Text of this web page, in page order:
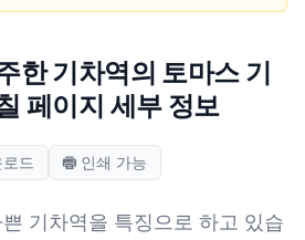
한 기차역의 토마스 기
페이지 세부 정보
드 인쇄 가능
기차역을 특징으로 하고 있습